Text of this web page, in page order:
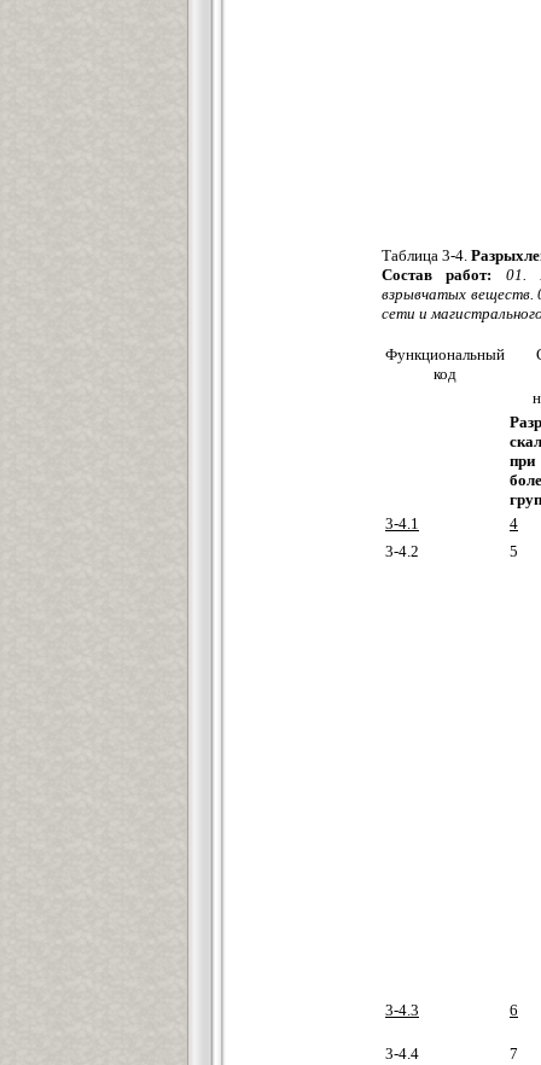
Таблица 3-4.
Состав работ:
01.
взрывчатых веществ.
сети и
Функциональный
код
при
3-4.1
4
3-4.2
5
3-4.3 6
3-4.4 7